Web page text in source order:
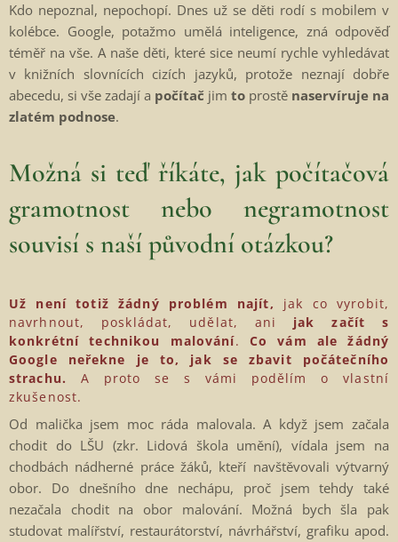
Kdo nepoznal, nepochopí. Dnes už se děti rodí s mobilem v
kolébce. Google, potažmo umělá inteligence, zná odpověď
téměř na vše. A naše děti, které sice neumí rychle vyhledávat
v knižních slovnících cizích jazyků, protože neznají dobře
abecedu, si vše zadají a počítač jim to prostě naservíruje na
zlatém podnose.
Možná si teď říkáte, jak počítačová
gramotnost nebo negramotnost
souvisí s naší původní otázkou?
Už není totiž žádný problém najít, jak co vyrobit,
navrhnout, poskládat, udělat, ani jak začít s
konkrétní technikou malování. Co vám ale žádný
Google neřekne je to, jak se zbavit počátečního
strachu.
A proto se s vámi podělím o vlastní
zkušenost.
Od malička jsem moc ráda malovala. A když jsem začala
chodit do LŠU (zkr. Lidová škola umění), vídala jsem na
chodbách nádherné práce žáků, kteří navštěvovali výtvarný
obor. Do dnešního dne nechápu, proč jsem tehdy také
nezačala chodit na obor malování. Možná bych šla pak
studovat malířství, restaurátorství, návrhářství, grafiku apod.